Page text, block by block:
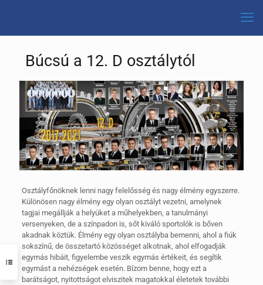
Búcsú a 12. D osztálytól
Osztályfőnöknek lenni nagy felelősség és nagy élmény egyszerre.
Különösen nagy élmény egy olyan osztályt vezetni, amelynek
tagjai megállják a helyüket a műhelyekben, a tanulmányi
versenyeken, de a színpadon is, sőt kiváló sportolók is bőven
akadnak köztük. Élmény egy olyan osztályba bemenni, ahol a fiúk
sokszínű, de összetartó közösséget alkotnak, ahol elfogadják
egymás hibáit, figyelembe veszik egymás értékeit, és segítik
egymást a nehézségek esetén. Bízom benne, hogy ezt a
barátságot, nyitottságot elviszitek magatokkal életetek további